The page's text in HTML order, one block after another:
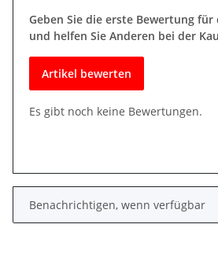
Geben Sie die erste Bewertung
und helfen Sie Anderen bei der
Artikel bewerten
Es gibt noch keine Bewertungen.
Benachrichtigen, wenn verfügbar